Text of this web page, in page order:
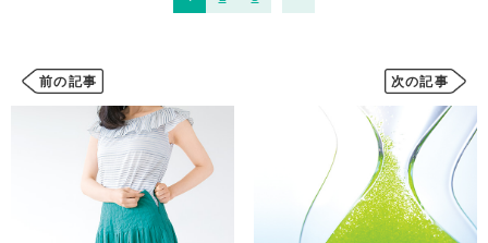
前の記事 次の記事